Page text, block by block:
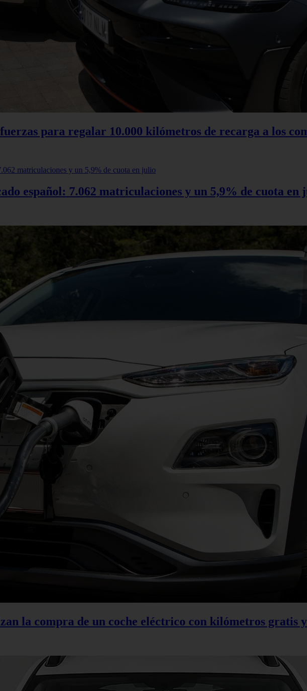
para regalar 10.000 kilómetros de recarga a los
español: 7.062 matriculaciones y un 5,9% de cuota en
la compra de un coche eléctrico con kilómetros gratis